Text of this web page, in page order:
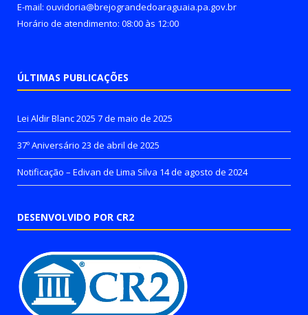
E-mail: ouvidoria@brejograndedoaraguaia.pa.gov.br
Horário de atendimento: 08:00 às 12:00
ÚLTIMAS PUBLICAÇÕES
Lei Aldir Blanc 2025 7 de maio de 2025
37º Aniversário 23 de abril de 2025
Notificação – Edivan de Lima Silva 14 de agosto de 2024
DESENVOLVIDO POR CR2